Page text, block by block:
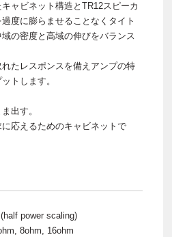
ャビネット構造とTR12スピーカ
度に膨らませることなくタイト
の密度と高域の伸びをバランス
たレスポンスを備えアンプの特
トします。
出す。
応えるためのキャビネットで
power scaling)
8ohm, 16ohm